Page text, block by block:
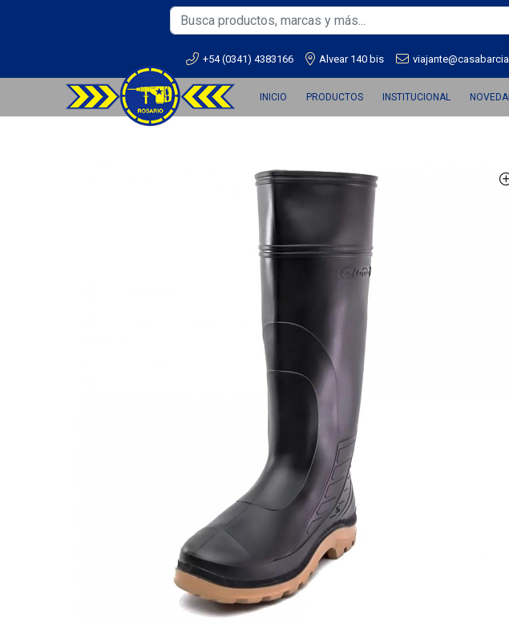
+54 (0341) 4383166 Alvear 140 bis
INICIO PRODUCTOS INSTITUCIONAL